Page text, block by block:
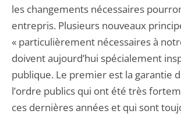
les changements nécessaires
entrepris. Plusieurs nouveaux
« particulièrement nécessaires à
doivent aujourd’hui spécialement
publique. Le premier est la garantie
l’ordre publics qui ont été très
ces dernières années et qui sont